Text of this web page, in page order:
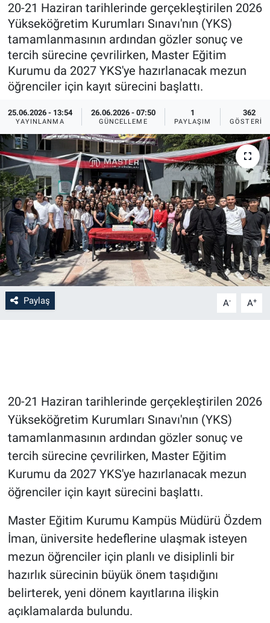
20-21 Haziran tarihlerinde gerçekleştirilen 2026
Yükseköğretim Kurumları Sınavı'nın (YKS)
tamamlanmasının ardından gözler sonuç ve
tercih sürecine çevrilirken, Master Eğitim
Kurumu da 2027 YKS'ye hazırlanacak mezun
öğrenciler için kayıt sürecini başlattı.
25.06.2026 - 13:54
YAYINLANMA
26.06.2026 - 07:50
GÜNCELLEME
1
PAYLAŞIM
362
GÖSTERIM
Paylaş A- A+
20-21 Haziran tarihlerinde gerçekleştirilen 2026
Yükseköğretim Kurumları Sınavı'nın (YKS)
tamamlanmasının ardından gözler sonuç ve
tercih sürecine çevrilirken, Master Eğitim
Kurumu da 2027 YKS'ye hazırlanacak mezun
öğrenciler için kayıt sürecini başlattı.
Master Eğitim Kurumu Kampüs Müdürü Özdem
İman, üniversite hedeflerine ulaşmak isteyen
mezun öğrenciler için planlı ve disiplinli bir
hazırlık sürecinin büyük önem taşıdığını
belirterek, yeni dönem kayıtlarına ilişkin
açıklamalarda bulundu.
Sağlık
Yerel
Genel
Asayiş
İlan - Duyuru- Mesaj
Türkiye Gündemi
Sizden Gelenler
Yaşam
Sağlık
Eğitim
Kültür
3.Sayfa
Medya
Bilim-Tek
Niğde
Aksaray
Yerel
Genel
Asayiş
Kültür - Sanat
İlan - Duyuru- Mesaj
Türkiye Gündemi
Sizden Gelenler